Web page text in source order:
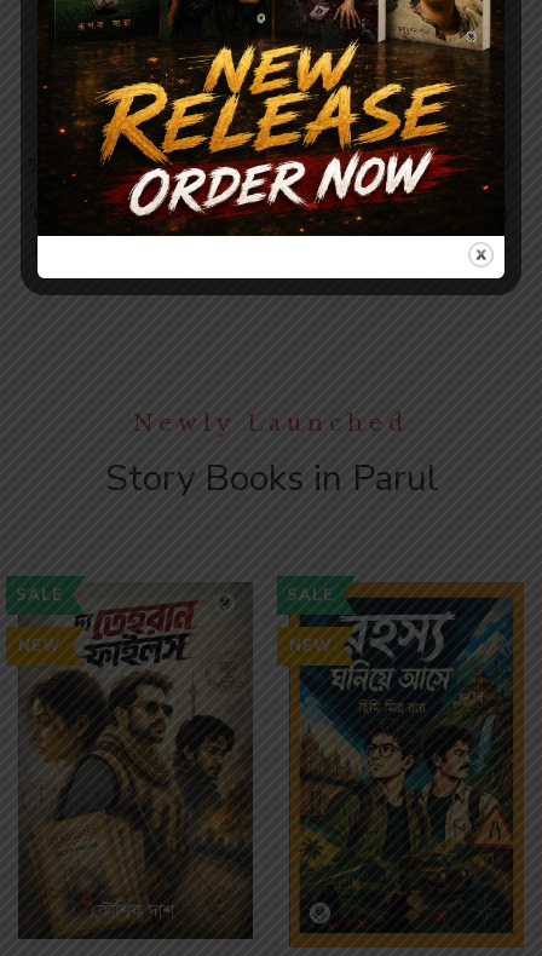
মুহূর্তকথা – হর্ষ দত্ত (দ্বিতীয় খণ্ড) /
MUHURTA KOTHA –
HARSH DUTTA (VOL-2)
Short Stories
400.00 320.00
মুহূর্তকথা – হর্ষ দত্ত (প্রথম খণ্ড) /
MUHURTA KOTHA –
HARSH DUTTA (VOL-1)
Short Stories
400.00 320.00
HARSHA DUTTA | হর্ষ দত্ত
Newly Launched
Story Books in Parul
SALE
NEW
SALE
NEW